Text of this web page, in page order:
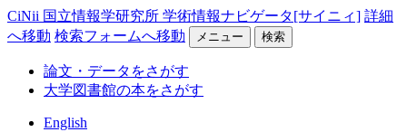
CiNii 国立情報学研究所 学術情報ナビゲータ[サイニィ] 詳細
へ移動 検索フォームへ移動 メニュー 検索
論文・データをさがす
大学図書館の本をさがす
English